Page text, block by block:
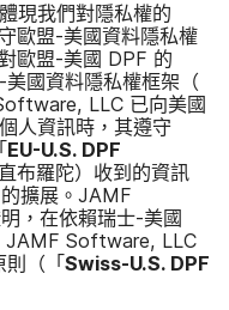
現​我們​對​隱私權​的​
歐盟-美國​資料​隱私權​
歐盟-美國 DPF 的​
-美國​資料​隱私權​框​架（​
, LLC 已​向​美國​
人​資訊​時，​其遵守​
EU-U.S. DPF
布羅陀）​收到​的​資訊​
的​擴展。 JAMF
，​在​依賴​瑞士-美國
JAMF Software, LLC
則​（​「Swiss-U.S. DPF